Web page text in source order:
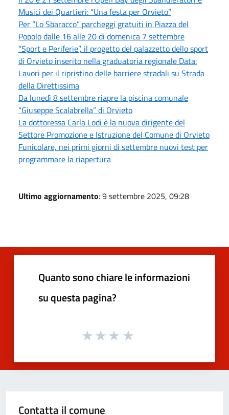
Musici dei Quartieri: “Una festa per Orvieto”
Per “Lo Sbaracco” parcheggi gratuiti in Piazza del
Popolo dalle 16 alle 20 di domenica 7 settembre
“Sport e Periferie”, il progetto del palazzetto dello sport
di Orvieto inserito nella graduatoria regionale Data:
Lavori per il ripristino delle barriere stradali su Strada
della Direttissima
Da lunedì 8 settembre riapre la piscina comunale
“Giuseppe Scalabrella” di Orvieto
La dottoressa Carla Lodi è la nuova dirigente del
Settore Promozione e Istruzione del Comune di Orvieto
Funicolare, nei primi giorni di settembre nuovi test per
programmare la riapertura
Ultimo aggiornamento: 9 settembre 2025, 09:28
Quanto sono chiare le informazioni
su questa pagina?
Contatta il comune